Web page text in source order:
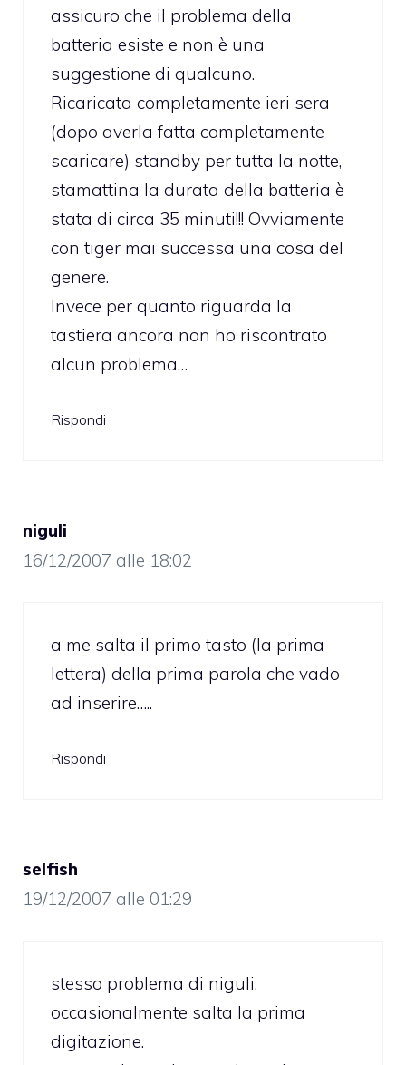
assicuro che il problema della
batteria esiste e non è una
suggestione di qualcuno.
Ricaricata completamente ieri sera
(dopo averla fatta completamente
scaricare) standby per tutta la notte,
stamattina la durata della batteria è
stata di circa 35 minuti!!! Ovviamente
con tiger mai successa una cosa del
genere.
Invece per quanto riguarda la
tastiera ancora non ho riscontrato
alcun problema…
Rispondi
niguli
16/12/2007 alle 18:02
a me salta il primo tasto (la prima
lettera) della prima parola che vado
ad inserire…..
Rispondi
selfish
19/12/2007 alle 01:29
stesso problema di niguli.
occasionalmente salta la prima
digitazione.